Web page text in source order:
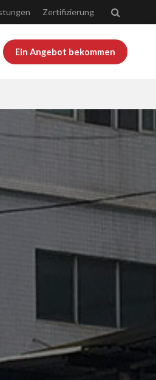
Zertifizierung
Ein Angebot bekommen